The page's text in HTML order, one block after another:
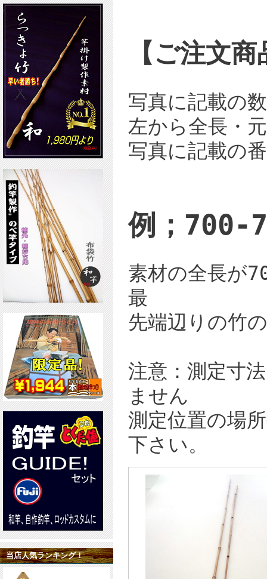
当店人気ランキング！
【ご注文
写真に記載の
左から全長・
写真に記載の
例；700-
素材の全長が
最
先端辺りの竹
注意：測定寸
ません
測定位置の場
下さい。